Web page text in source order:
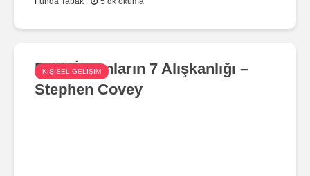
KIŞISEL GELIŞIM
Etkili İnsanların 7 Alışkanlığı –
Stephen Covey